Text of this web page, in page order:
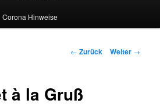
Corona Hinweise
Beitragsnavigation
← Zurück Weiter →
à la Gruß